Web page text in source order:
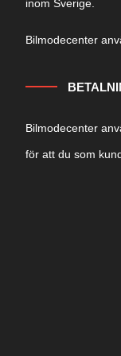
inom Sverige.
Bilmodecenter
Bilmodecenter
för att du som